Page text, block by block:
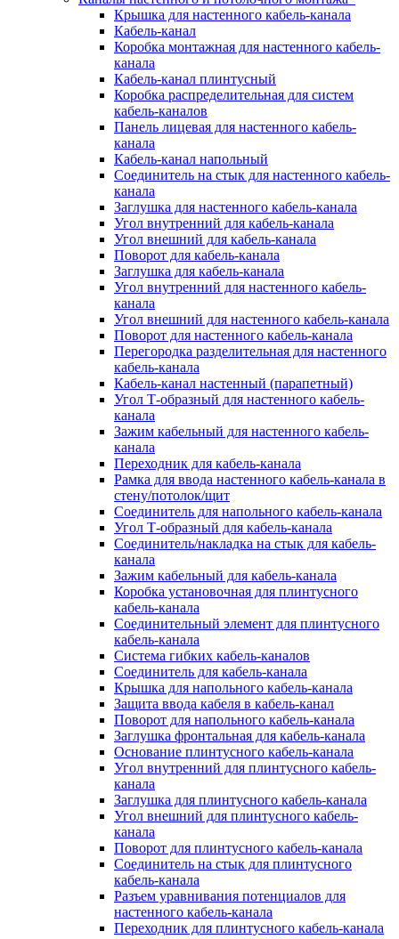
Крышка для настенного кабель-канала
Кабель-канал
Коробка монтажная для настенного кабель-
канала
Кабель-канал плинтусный
Коробка распределительная для систем
кабель-каналов
Панель лицевая для настенного кабель-
канала
Кабель-канал напольный
Соединитель на стык для настенного кабель-
канала
Заглушка для настенного кабель-канала
Угол внутренний для кабель-канала
Угол внешний для кабель-канала
Поворот для кабель-канала
Заглушка для кабель-канала
Угол внутренний для настенного кабель-
канала
Угол внешний для настенного кабель-канала
Поворот для настенного кабель-канала
Перегородка разделительная для настенного
кабель-канала
Кабель-канал настенный (парапетный)
Угол Т-образный для настенного кабель-
канала
Зажим кабельный для настенного кабель-
канала
Переходник для кабель-канала
Рамка для ввода настенного кабель-канала в
стену/потолок/щит
Соединитель для напольного кабель-канала
Угол Т-образный для кабель-канала
Соединитель/накладка на стык для кабель-
канала
Зажим кабельный для кабель-канала
Коробка установочная для плинтусного
кабель-канала
Соединительный элемент для плинтусного
кабель-канала
Система гибких кабель-каналов
Соединитель для кабель-канала
Крышка для напольного кабель-канала
Защита ввода кабеля в кабель-канал
Поворот для напольного кабель-канала
Заглушка фронтальная для кабель-канала
Основание плинтусного кабель-канала
Угол внутренний для плинтусного кабель-
канала
Заглушка для плинтусного кабель-канала
Угол внешний для плинтусного кабель-
канала
Поворот для плинтусного кабель-канала
Соединитель на стык для плинтусного
кабель-канала
Разъем уравнивания потенциалов для
настенного кабель-канала
Переходник для плинтусного кабель-канала